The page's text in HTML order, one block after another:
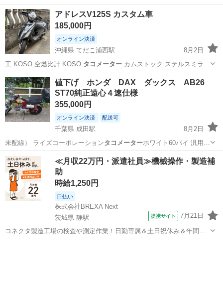
東京 足立区 綾瀬駅 外装、車外用品
オイルキャッチタンク
アドレスV125S カスタム車
185,000円
オンライン決済
沖縄県 てだこ浦西駅
8月2日
工 KOSO 空燃比計 KOSO タコメーターカムストック ステルスミラー
台…
沖縄 中頭郡 てだこ浦西駅 アドレス
値下げ ホンダ DAX ダックス AB26
ST70純正遠心４速仕様
355,000円
オンライン決済 配送可
千葉県 成田駅
8月2日
未配線） ライズコーポレーションタコメーターホワイト60パイ 汎用ハ
ンドルラ…
千葉 成田市 成田駅 ホンダ
≪月収22万円・派遣社員≫機械操作・製造補
助
時給1,250円
日払い
株式会社BREXA Next
茨城県 静駅
提携サイト 7月21日
コネクタ製造工場の検査や測定作業！日勤専属＆土日祝休み＆年間休